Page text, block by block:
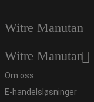
Witre Manutan
Witre Manutan
Om oss
E-handelsløsninger